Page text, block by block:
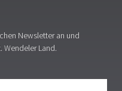
Newsletter an und
Wendeler Land.